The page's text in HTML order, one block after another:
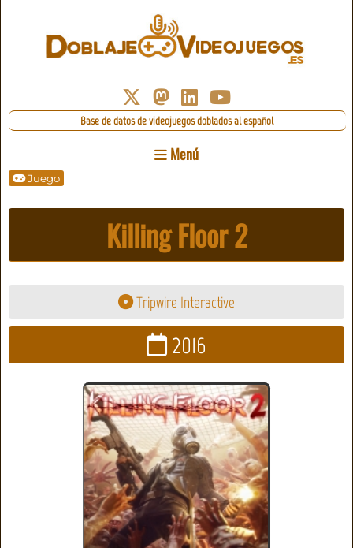
Base de datos de videojuegos doblados al español
Menú
Juego
Killing Floor 2
Tripwire Interactive
2016